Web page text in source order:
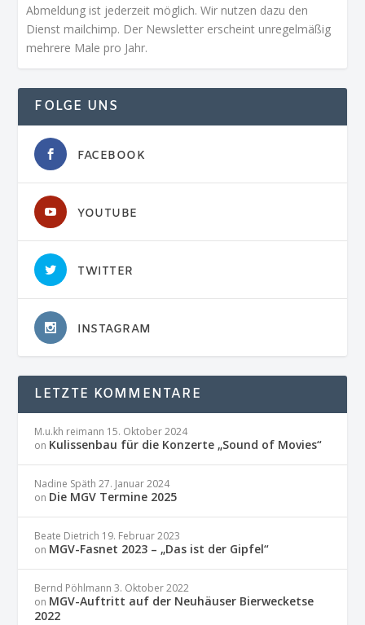
Abmeldung ist jederzeit möglich. Wir nutzen dazu den
Dienst mailchimp. Der Newsletter erscheint unregelmäßig
mehrere Male pro Jahr.
FOLGE UNS
FACEBOOK
YOUTUBE
TWITTER
INSTAGRAM
LETZTE KOMMENTARE
M.u.kh reimann 15. Oktober 2024
on Kulissenbau für die Konzerte „Sound of Movies“
Nadine Späth 27. Januar 2024
on Die MGV Termine 2025
Beate Dietrich 19. Februar 2023
on MGV-Fasnet 2023 – „Das ist der Gipfel“
Bernd Pöhlmann 3. Oktober 2022
on MGV-Auftritt auf der Neuhäuser Bierwecketse
2022